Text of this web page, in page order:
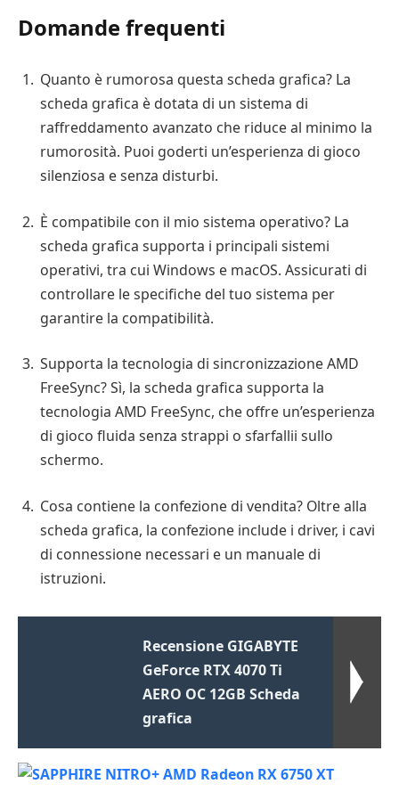
Domande frequenti
Quanto è rumorosa questa scheda grafica? La
scheda grafica è dotata di un sistema di
raffreddamento avanzato che riduce al minimo la
rumorosità. Puoi goderti un’esperienza di gioco
silenziosa e senza disturbi.
È compatibile con il mio sistema operativo? La
scheda grafica supporta i principali sistemi
operativi, tra cui Windows e macOS. Assicurati di
controllare le specifiche del tuo sistema per
garantire la compatibilità.
Supporta la tecnologia di sincronizzazione AMD
FreeSync? Sì, la scheda grafica supporta la
tecnologia AMD FreeSync, che offre un’esperienza
di gioco fluida senza strappi o sfarfallii sullo
schermo.
Cosa contiene la confezione di vendita? Oltre alla
scheda grafica, la confezione include i driver, i cavi
di connessione necessari e un manuale di
istruzioni.
Recensione GIGABYTE
GeForce RTX 4070 Ti
AERO OC 12GB Scheda
grafica